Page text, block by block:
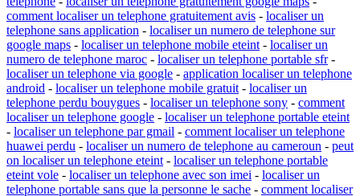
comment localiser un telephone gratuitement avis - localiser un
telephone sans application - localiser un numero de telephone sur
google maps - localiser un telephone mobile eteint - localiser un
numero de telephone maroc - localiser un telephone portable sfr-
localiser un telephone via google - application localiser un telephone
android - localiser un telephone mobile gratuit - localiser un
telephone perdu bouygues - localiser un telephone sony - comment
localiser un telephone google - localiser un telephone portable eteint
- localiser un telephone par gmail - comment localiser un telephone
huawei perdu - localiser un numero de telephone au cameroun - peut
on localiser un telephone eteint - localiser un telephone portable
eteint vole - localiser un telephone avec son imei - localiser un
telephone portable sans que la personne le sache - comment localiser